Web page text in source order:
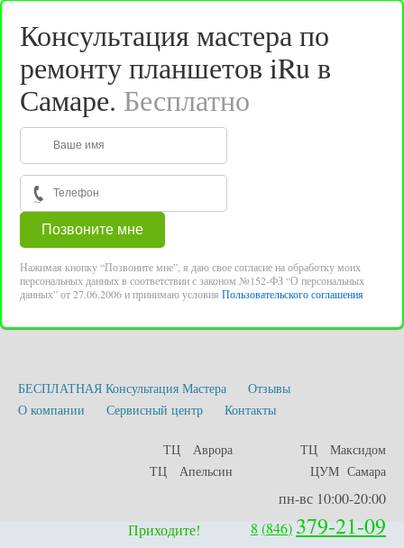
Консультация мастера по
ремонту планшетов iRu в
Самаре. Бесплатно
Нажимая кнопку “Позвоните мне”, я даю свое согласие на обработку моих
персональных данных в соответствии с законом №152-ФЗ “О персональных
данных” от 27.06.2006 и принимаю условия Пользовательского соглашения
БЕСПЛАТНАЯ Консультация Мастера
Отзывы
О компании
Сервисный центр Контакты
ТЦ Аврора
ТЦ Максидом
ТЦ Апельсин
ЦУМ Самара
пн-вс 10:00-20:00
Приходите!
8 (846) 379-21-09